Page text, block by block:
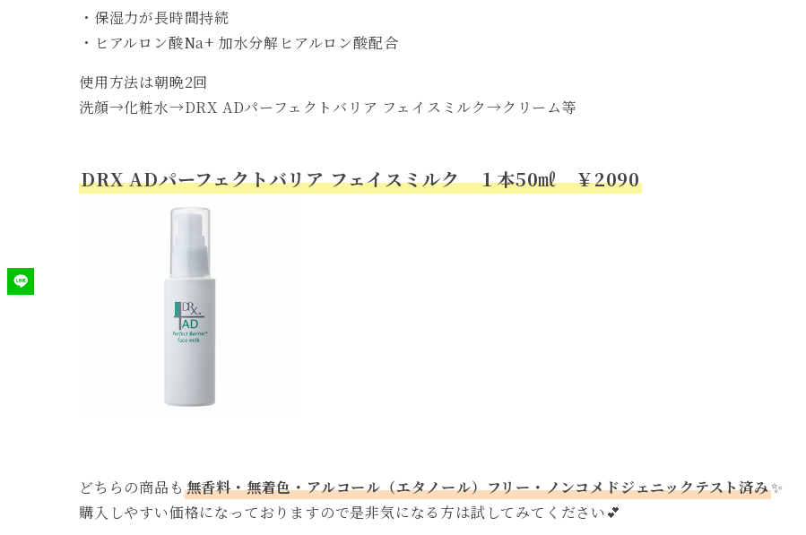
・保湿力が長時間持続
・ヒアルロン酸Na+ 加水分解ヒアルロン酸配合
使用方法は朝晩2回
洗顔→化粧水→DRX ADパーフェクトバリア フェイスミルク→クリーム等
DRX ADパーフェクトバリア フェイスミルク １本50㎖ ￥2090
どちらの商品も 無香料・無着色・アルコール（エタノール）フリー・ノンコメドジェニックテスト済み✨
購入しやすい価格になっておりますので是非気になる方は試してみてください💕